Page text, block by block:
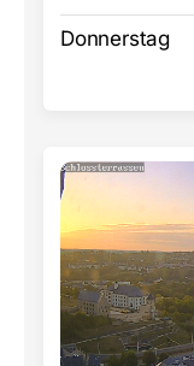
Donnerstag